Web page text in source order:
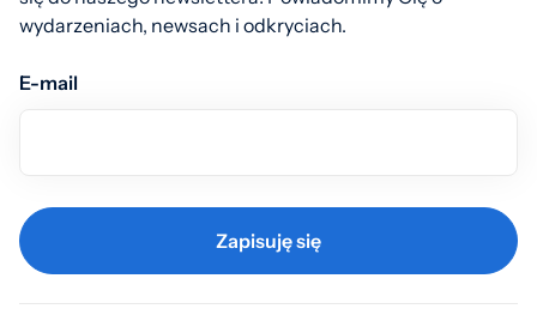
wydarzeniach, newsach i odkryciach.
E-mail
Zapisuję się